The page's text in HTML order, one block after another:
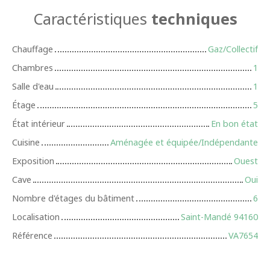
Caractéristiques techniques
Chauffage
Gaz/Collectif
Chambres
1
Salle d'eau
1
Étage
5
État intérieur
En bon état
Cuisine
Aménagée et équipée/Indépendante
Exposition
Ouest
Cave
Oui
Nombre d'étages du bâtiment
6
Localisation
Saint-Mandé 94160
Référence
VA7654